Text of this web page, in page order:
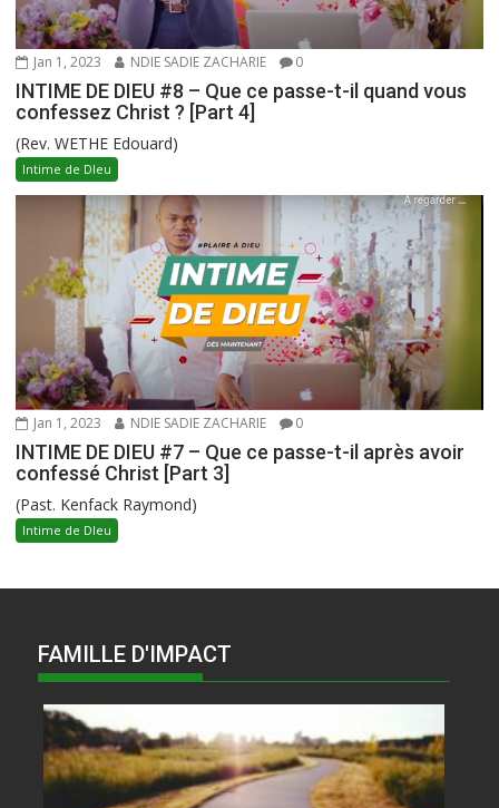
Jan 1, 2023 NDIE SADIE ZACHARIE 0
INTIME DE DIEU #8 – Que ce passe-t-il quand vous
confessez Christ ? [Part 4]
(Rev. WETHE Edouard)
Intime de DIeu
Jan 1, 2023 NDIE SADIE ZACHARIE 0
INTIME DE DIEU #7 – Que ce passe-t-il après avoir
confessé Christ [Part 3]
(Past. Kenfack Raymond)
Intime de DIeu
FAMILLE D'IMPACT